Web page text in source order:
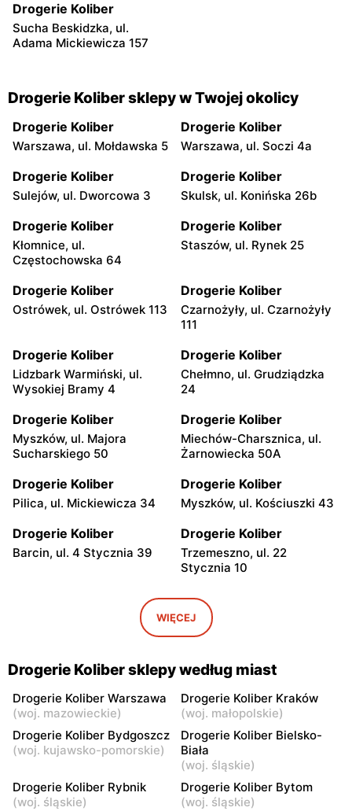
Drogerie Koliber
Sucha Beskidzka, ul.
Adama Mickiewicza 157
Drogerie Koliber sklepy w Twojej okolicy
Drogerie Koliber
Warszawa, ul. Mołdawska 5
Drogerie Koliber
Warszawa, ul. Soczi 4a
Drogerie Koliber
Sulejów, ul. Dworcowa 3
Drogerie Koliber
Skulsk, ul. Konińska 26b
Drogerie Koliber
Kłomnice, ul.
Częstochowska 64
Drogerie Koliber
Staszów, ul. Rynek 25
Drogerie Koliber
Ostrówek, ul. Ostrówek 113
Drogerie Koliber
Czarnożyły, ul. Czarnożyły
111
Drogerie Koliber
Lidzbark Warmiński, ul.
Wysokiej Bramy 4
Drogerie Koliber
Chełmno, ul. Grudziądzka
24
Drogerie Koliber
Myszków, ul. Majora
Sucharskiego 50
Drogerie Koliber
Miechów-Charsznica, ul.
Żarnowiecka 50A
Drogerie Koliber
Pilica, ul. Mickiewicza 34
Drogerie Koliber
Myszków, ul. Kościuszki 43
Drogerie Koliber
Barcin, ul. 4 Stycznia 39
Drogerie Koliber
Trzemeszno, ul. 22
Stycznia 10
Witkowo, ul. Poznańska 27
Drogerie Koliber
Zawiercie, ul. Powstańców
Śląskich 2
Drogerie Koliber
Wolbrom, ul. 1 Maja 38
Drogerie Koliber
Bydgoszcz, ul. Gdańska 44
Drogerie Koliber
Poręba, ul. Ludowego
Wojska 22
Drogerie Koliber
Łazy, ul. Józefa
Poniatowskiego 4
Siewierz, ul. Rynek 26
Drogerie Koliber
Proszowice, ul. 3 Maja 85A
WIĘCEJ
Drogerie Koliber sklepy według miast
Drogerie Koliber Warszawa
(woj. mazowieckie)
Drogerie Koliber Kraków
(woj. małopolskie)
Drogerie Koliber Bydgoszcz
(woj. kujawsko-pomorskie)
Drogerie Koliber Bielsko-
Biała
(woj. śląskie)
Drogerie Koliber Rybnik
(woj. śląskie)
Drogerie Koliber Bytom
(woj. śląskie)